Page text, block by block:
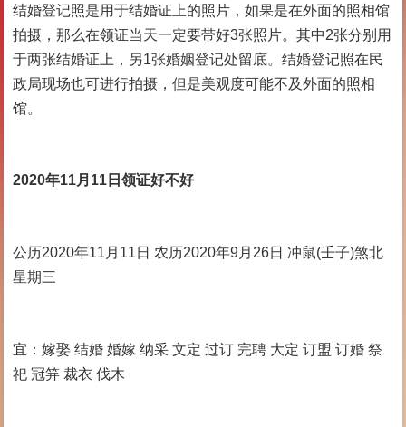
结婚登记照是用于结婚证上的照片，如果是在外面的照相馆
拍摄，那么在领证当天一定要带好3张照片。其中2张分别用
于两张结婚证上，另1张婚姻登记处留底。结婚登记照在民
政局现场也可进行拍摄，但是美观度可能不及外面的照相
馆。
2020年11月11日领证好不好
公历2020年11月11日 农历2020年9月26日 冲鼠(壬子)煞北
星期三
宜：嫁娶 结婚 婚嫁 纳采 文定 过订 完聘 大定 订盟 订婚 祭
祀 冠笄 裁衣 伐木